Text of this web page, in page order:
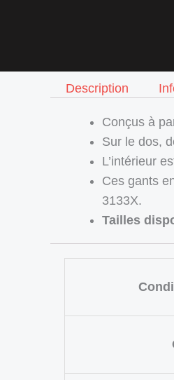
Description
Conçus à
Sur le dos,
L’intérieur
Ces gants
3133X.
Tailles